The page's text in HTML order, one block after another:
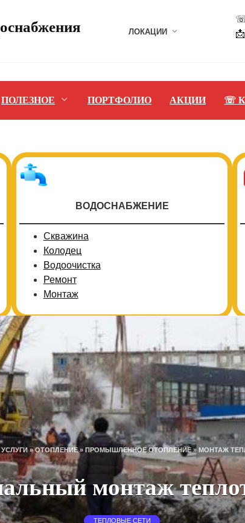
ЛОКАЦИИ
📩
ПОЛЕЗНОЕ ПОРТФОЛИО АКЦИИ ☏
ВОДОСНАБЖЕНИЕ
Скважина
Колодец
Водоочистка
Ремонт
Монтаж
УСЛУГИ»ОТОПЛЕНИЕ» ПРОМЫШЛЕННОЕ ОТОПЛЕНИЕ» МОНТАЖ
монтаж
ТЕПЛОВЫЕ СЕТИ